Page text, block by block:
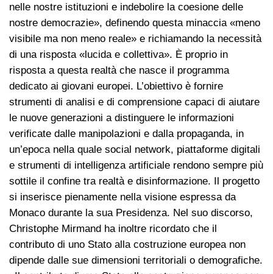
nelle nostre istituzioni e indebolire la coesione delle
nostre democrazie», definendo questa minaccia «meno
visibile ma non meno reale» e richiamando la necessità
di una risposta «lucida e collettiva». È proprio in
risposta a questa realtà che nasce il programma
dedicato ai giovani europei. L’obiettivo è fornire
strumenti di analisi e di comprensione capaci di aiutare
le nuove generazioni a distinguere le informazioni
verificate dalle manipolazioni e dalla propaganda, in
un’epoca nella quale social network, piattaforme digitali
e strumenti di intelligenza artificiale rendono sempre più
sottile il confine tra realtà e disinformazione. Il progetto
si inserisce pienamente nella visione espressa da
Monaco durante la sua Presidenza. Nel suo discorso,
Christophe Mirmand ha inoltre ricordato che il
contributo di uno Stato alla costruzione europea non
dipende dalle sue dimensioni territoriali o demografiche.